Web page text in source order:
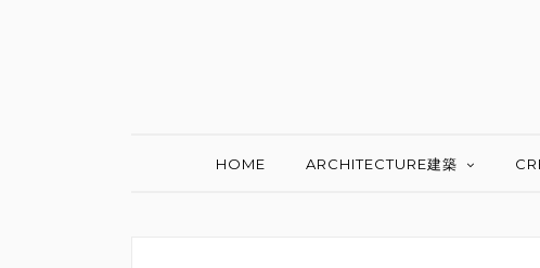
HOME ARCHITECTURE建築